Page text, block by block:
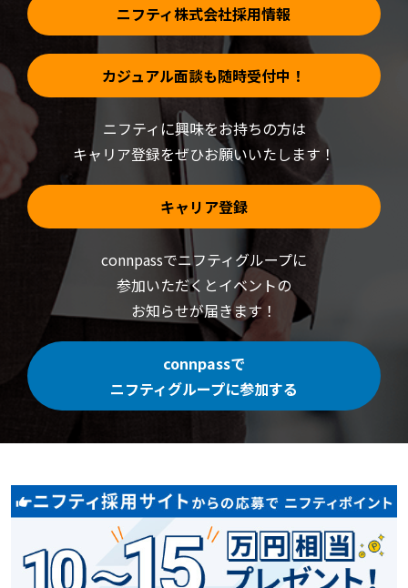
ニフティ株式会社採用情報
カジュアル面談も随時受付中！
ニフティに興味をお持ちの方は
キャリア登録をぜひお願いいたします！
キャリア登録
connpassでニフティグループに
参加いただくとイベントの
お知らせが届きます！
connpassで
ニフティグループに参加する